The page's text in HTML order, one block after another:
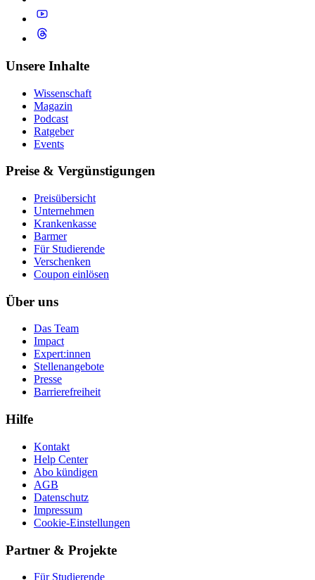
Unsere Inhalte
Wissenschaft
Magazin
Podcast
Ratgeber
Events
Preise & Vergünstigungen
Preisübersicht
Unternehmen
Krankenkasse
Barmer
Für Studierende
Ver­schen­ken
Coupon einlösen
Über uns
Das Team
Impact
Expert:innen
Stellenangebote
Presse
Barrierefreiheit
Hilfe
Kontakt
Help Center
Abo kündigen
AGB
Datenschutz
Impressum
Cookie-Einstellungen
Partner & Projekte
Für Stu­die­rende